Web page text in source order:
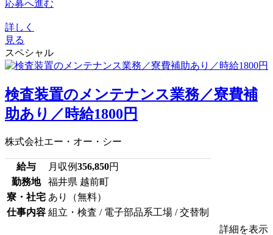
応募へ進む
詳しく
見る
スペシャル
検査装置のメンテナンス業務／寮費補
助あり／時給1800円
株式会社エー・オー・シー
給与 月収例356,850円
勤務地
福井県 越前町
寮・社宅 あり（無料）
仕事内容 組立・検査 / 電子部品系工場 / 交替制
詳細を表示